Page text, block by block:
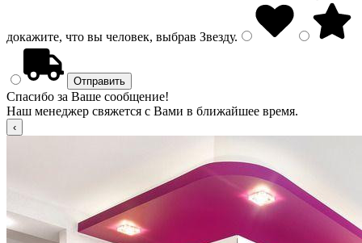
докажите, что вы человек, выбрав Звезду.
Спасибо за Ваше сообщение!
Наш менеджер свяжется с Вами в ближайшее время.